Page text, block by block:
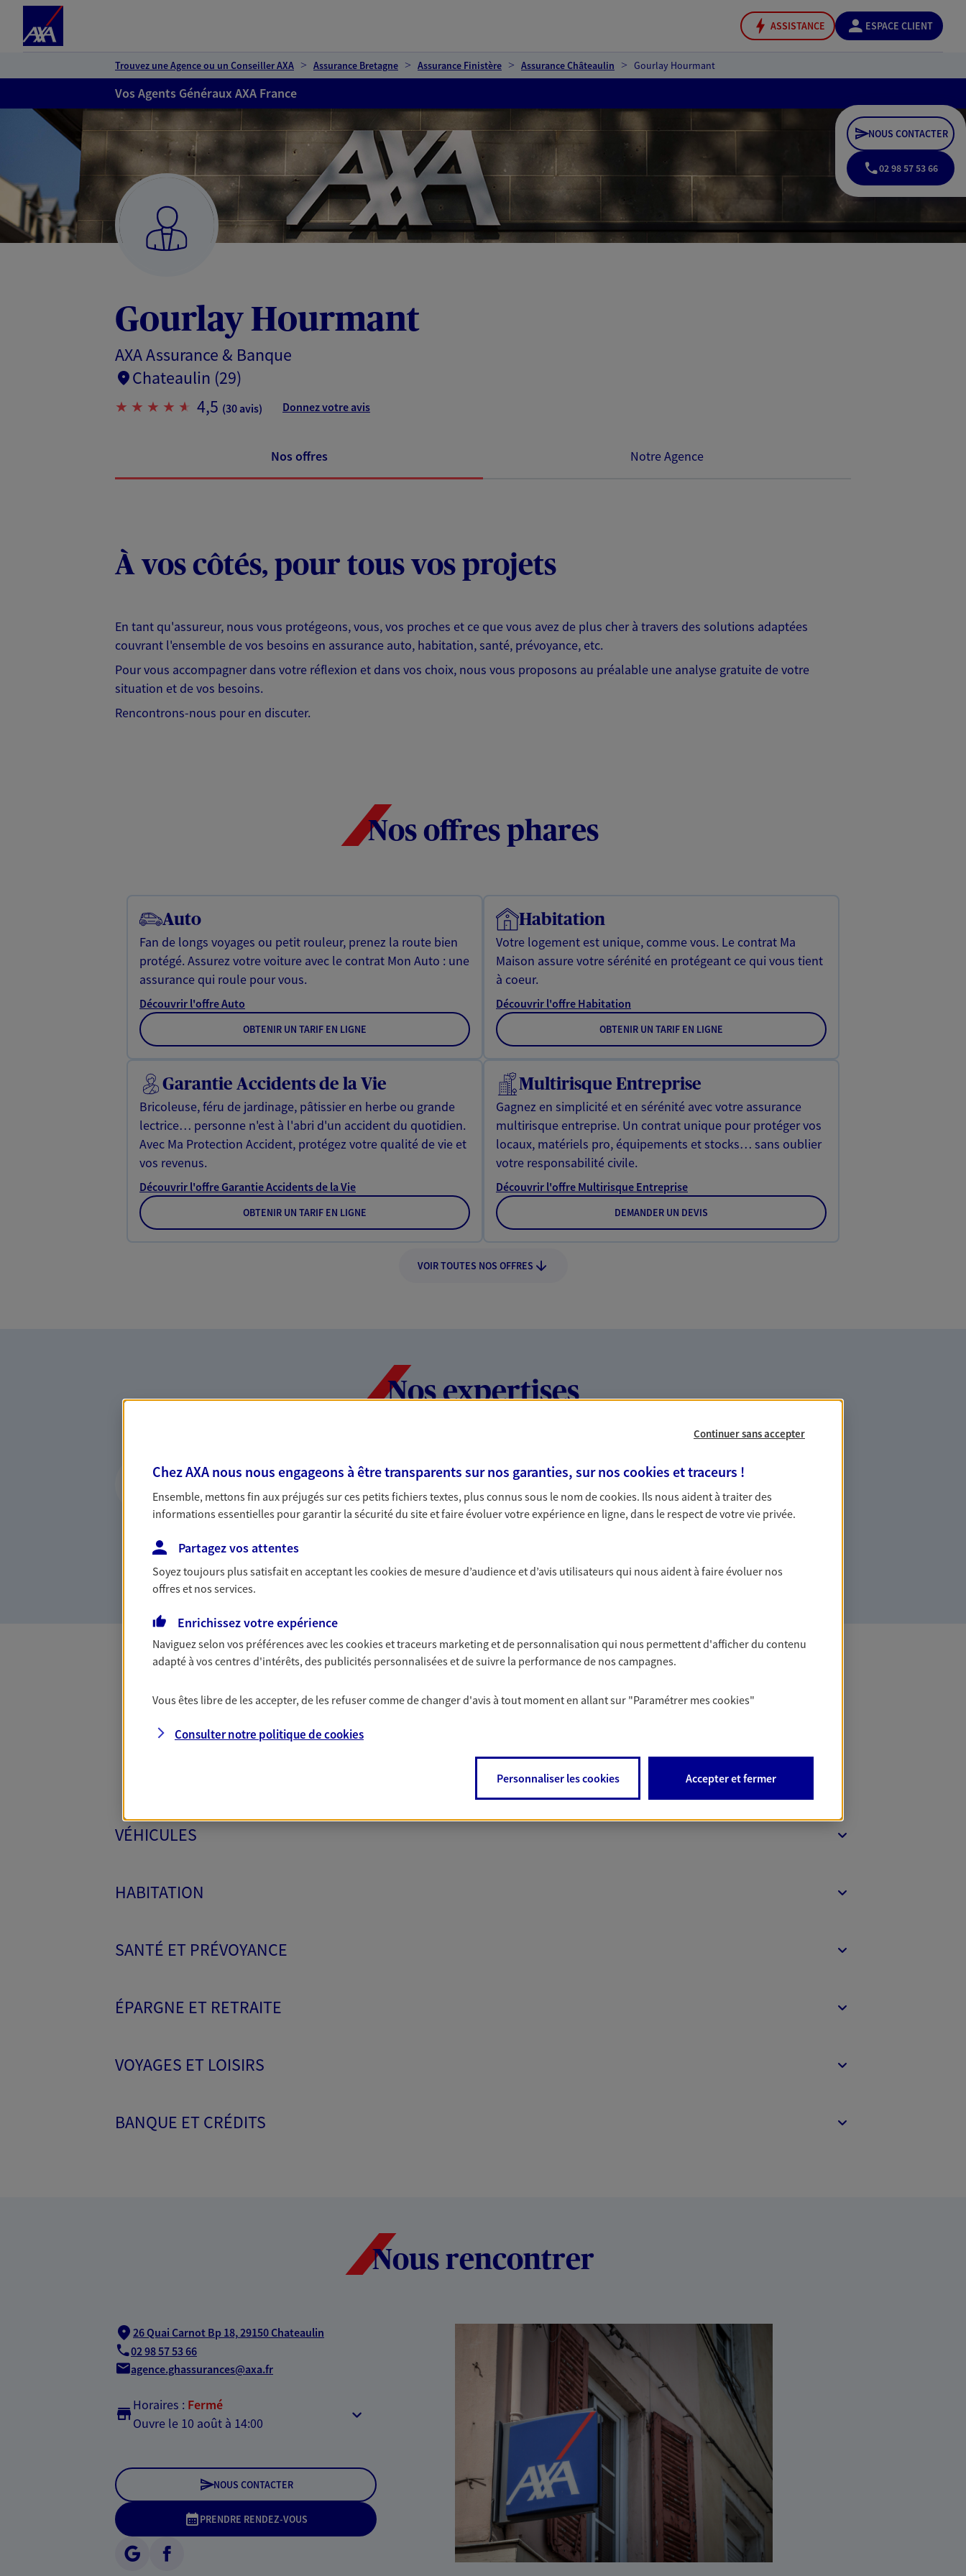
ASSISTANCE ESPACE CLIENT
Trouvez une Agence ou un Conseiller AXA Assurance Bretagne Assurance Finistère Assurance Châteaulin Gourlay Hourmant
Vos Agents Généraux AXA France
Gourlay Hourmant
AXA Assurance & Banque
Chateaulin (29)
4,5 (30 avis) Donnez votre avis
NOUS CONTACTER
02 98 57 53 66
Nos offres Notre Agence
À vos côtés, pour tous vos projets
En tant qu'assureur, nous vous protégeons, vous, vos proches et ce que vous avez de plus cher à travers des solutions adaptées
couvrant l'ensemble de vos besoins en assurance auto, habitation, santé, prévoyance, etc.
Pour vous accompagner dans votre réflexion et dans vos choix, nous vous proposons au préalable une analyse gratuite de votre
situation et de vos besoins.
Rencontrons-nous pour en discuter.
Nos offres phares
Auto
Fan de longs voyages ou petit rouleur, prenez la route bien
protégé. Assurez votre voiture avec le contrat Mon Auto : une
assurance qui roule pour vous.
Découvrir l'offre Auto
OBTENIR UN TARIF EN LIGNE
Habitation
Votre logement est unique, comme vous. Le contrat Ma
Maison assure votre sérénité en protégeant ce qui vous tient
à coeur.
Découvrir l'offre Habitation
OBTENIR UN TARIF EN LIGNE
Garantie Accidents de la Vie
Bricoleuse, féru de jardinage, pâtissier en herbe ou grande
lectrice… personne n'est à l'abri d'un accident du quotidien.
Avec Ma Protection Accident, protégez votre qualité de vie et
vos revenus.
Découvrir l'offre Garantie Accidents de la Vie
OBTENIR UN TARIF EN LIGNE
Multirisque Entreprise
Gagnez en simplicité et en sérénité avec votre assurance
multirisque entreprise. Un contrat unique pour protéger vos
locaux, matériels pro, équipements et stocks… sans oublier
votre responsabilité civile.
Découvrir l'offre Multirisque Entreprise
DEMANDER UN DEVIS
VOIR TOUTES NOS OFFRES
Nos expertises
Vous accompagner dans la durée et la
confiance
Vous accompagner dans vos projets de vie tout au long de
la confiance et la proximité. C'est en apprenant à vous
connaître que nous proposons de meilleures solutions.
Accompagner les professionnels et les
entreprises
Comme vous, nous sommes des indépendants. Nous
votre famille.
VÉHICULES
HABITATION
SANTÉ ET PRÉVOYANCE
ÉPARGNE ET RETRAITE
VOYAGES ET LOISIRS
BANQUE ET CRÉDITS
Nous rencontrer
26 Quai Carnot Bp 18,29150 Chateaulin
02 98 57 53 66
agence.ghassurances@axa.fr
Horaires : Fermé
Ouvre le 10 août à 14:00
NOUS CONTACTER
PRENDRE RENDEZ-VOUS
Continuer sans accepter
Chez AXA nous nous engageons à être transparents sur nos garanties, sur nos cookies et traceurs !
Ensemble, mettons fin aux préjugés sur ces petits fichiers textes, plus connus sous le nom decookies. Ils nous aident à traiter des
informations essentielles pour garantir la sécurité du site et faire évoluer votre expérience en ligne, dans le respect de votre vie privée.
Partagez vos attentes
Soyez toujours plus satisfait en acceptant lescookiesde mesure d’audience et d’avis utilisateurs qui nous aident à faire évoluer nos
offres et nos services.
Enrichissez votre expérience
Naviguez selon vos préférences avec lescookies et traceurs marketing et de personnalisation qui nous permettent d'afficher du contenu
adapté à vos centres d'intérêts, des publicités personnalisées et de suivre la performance de nos campagnes.
Vous êtes libre de les accepter, de les refuser comme de changer d'avis à tout moment en allant sur "Paramétrer mescookies"
Consulter notre politique decookies
Personnaliser les cookies Accepter et fermer